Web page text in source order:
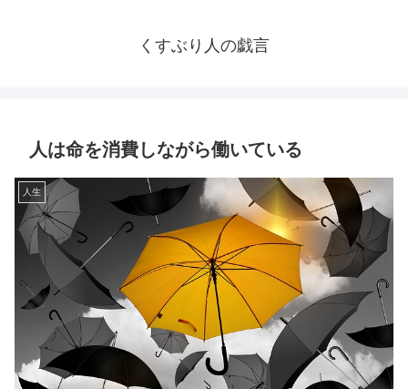
くすぶり人の戯言
人は命を消費しながら働いている
人生